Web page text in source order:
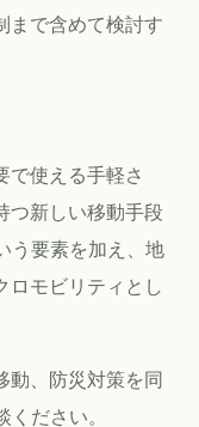
まで含めて検討す
で使える手軽さ
つ新しい移動手段
う要素を加え、地
ロモビリティとし
動、防災対策を同
ださい。